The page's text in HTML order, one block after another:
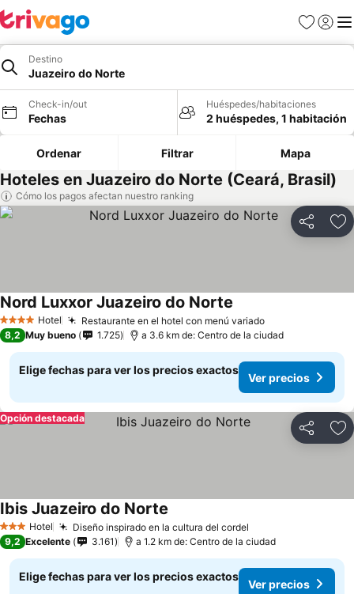
Favoritos
Iniciar
Destino
Juazeiro do Norte
Check-in/out
Fechas
Huéspedes/habitaciones
2 huéspedes, 1 habitación
Ordenar Filtrar Mapa
Hoteles en Juazeiro do Norte (Ceará, Brasil)
Cómo los pagos afectan nuestro ranking
Compartir
4 EstrellasHotel Restaurante en el hotel con menú variado
Nord Luxxor Juazeiro do Norte
8,2 Muy bueno 1.725 a 3.6 km de: Centro de la ciudad
Elige fechas para ver los precios exactos
Ver precios
Compartir
Opción destacada
3 Estrellas
Hotel Diseño inspirado en la cultura del cordel
Ibis Juazeiro do Norte
9,2 Excelente 3.161 a 1.2 km de: Centro de la ciudad
Elige fechas para ver los precios exactos
Ver precios